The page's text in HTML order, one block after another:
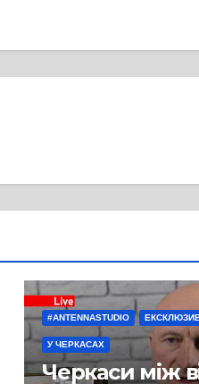
#ANTENNASTUDIO
У ЧЕРКАСАХ
Черкаси між